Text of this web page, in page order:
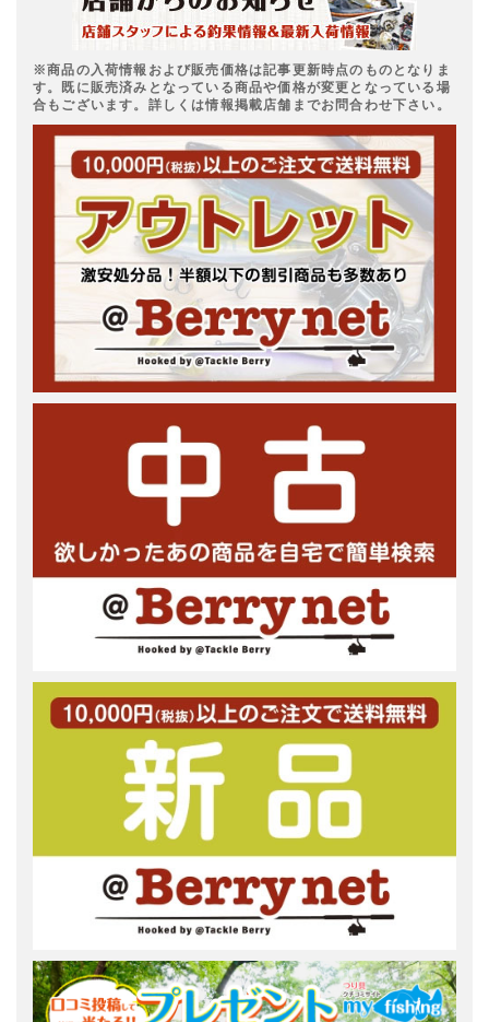
※商品の入荷情報および販売価格は記事更新時点のものとなりま
す。既に販売済みとなっている商品や価格が変更となっている場
合もございます。詳しくは情報掲載店舗までお問合わせ下さい。